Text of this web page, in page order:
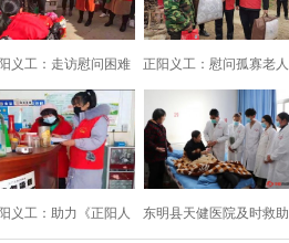
义工：走访慰问困难
残疾人家庭
正阳义工：慰问孤寡老人
传递社会温情
义工：助力《正阳人 东明县天健医院及时救助